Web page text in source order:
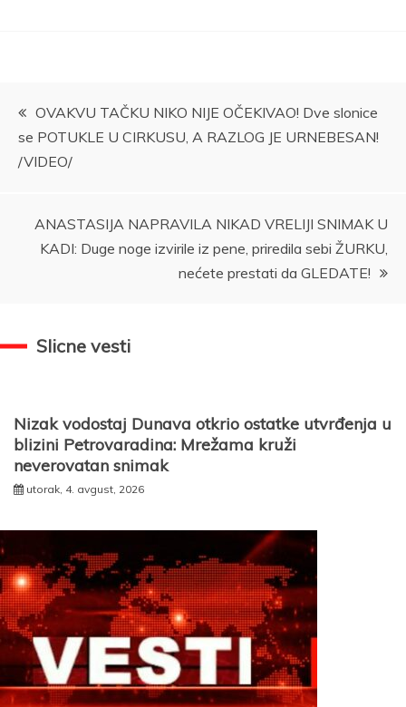
Kretanje
članka
OVAKVU TAČKU NIKO NIJE OČEKIVAO! Dve slonice
se POTUKLE U CIRKUSU, A RAZLOG JE URNEBESAN!
/VIDEO/
ANASTASIJA NAPRAVILA NIKAD VRELIJI SNIMAK U
KADI: Duge noge izvirile iz pene, priredila sebi ŽURKU,
nećete prestati da GLEDATE!
Slicne vesti
Nizak vodostaj Dunava otkrio ostatke utvrđenja u
blizini Petrovaradina: Mrežama kruži
neverovatan snimak
utorak, 4. avgust, 2026